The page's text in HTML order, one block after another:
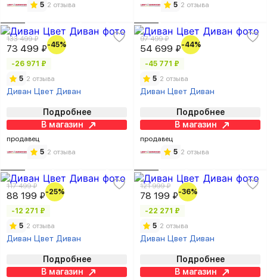
5 2 отзыва 5 2 отзыва
133 499 ₽
73 499 ₽-45%
-26 971 ₽
5 2 отзыва
Диван Цвет Диван
Подробнее
В магазин
продавец
5 2 отзыва
97 499 ₽
54 699 ₽-44%
-45 771 ₽
5 2 отзыва
Диван Цвет Диван
Подробнее
В магазин
продавец
5 2 отзыва
117 499 ₽
88 199 ₽-25%
-12 271 ₽
5 2 отзыва
Диван Цвет Диван
Подробнее
В магазин
121 999 ₽
78 199 ₽-36%
-22 271 ₽
5 2 отзыва
Диван Цвет Диван
Подробнее
В магазин